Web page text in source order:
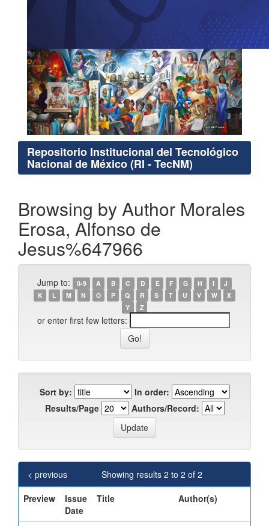
Repositorio Institucional del Tecnológico
Nacional de México (RI - TecNM)
Browsing by Author Morales
Erosa, Alfonso de
Jesus%647966
Jump to: 0-9 A B C D E F G H I
J
K
L M N O P Q R S T U V W
X
Y
Z
or enter first few letters:
Sort by:
In order:
Results/Page
Authors/Record:
Showing results 2 to 2 of 2
< previous
Preview
Issue
Date
Title Author(s)